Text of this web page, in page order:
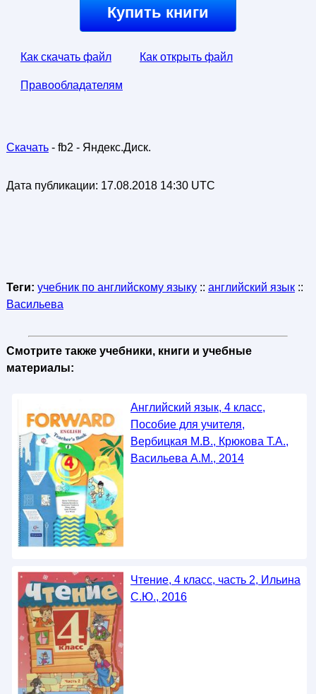
Купить книги
Как скачать файл Как открыть файл
Правообладателям
Скачать- fb2 - Яндекс.Диск.
Дата публикации: 17.08.2018 14:30 UTC
Теги: учебник по английскому языку:: английский язык::
Васильева
Смотрите также учебники, книги и учебные
материалы:
Английский язык, 4 класс,
Пособие для учителя,
Вербицкая М.В., Крюкова Т.А.,
Васильева А.М., 2014
Чтение, 4 класс, часть 2, Ильина
С.Ю., 2016